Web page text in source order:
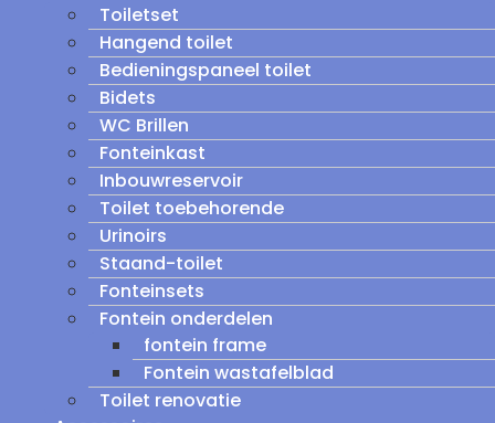
Toiletset
Hangend toilet
Bedieningspaneel toilet
Bidets
WC Brillen
Fonteinkast
Inbouwreservoir
Toilet toebehorende
Urinoirs
Staand-toilet
Fonteinsets
Fontein onderdelen
fontein frame
Fontein wastafelblad
Toilet renovatie